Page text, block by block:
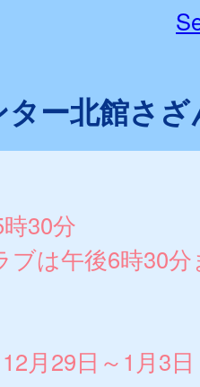
ー北館さ
30分
ブは午後6時30
月29日～1月3日